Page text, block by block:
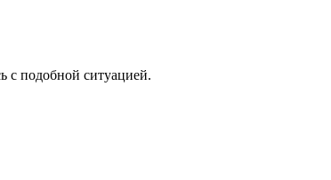
с подобной ситуацией.